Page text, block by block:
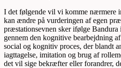
I det følgende vil vi komme nærmere
kan ændre på vurderingen af egen
præstationsevnen sker ifølge Bandura
gennem den kogni­tive bearbejdning
social og kognitiv proces, der blandt
iagttagelse, imitation og brug af
det vil sige bekræfter eller forandrer,